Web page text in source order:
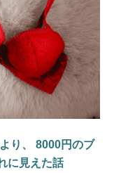
り、 8000円のブ
に見えた話